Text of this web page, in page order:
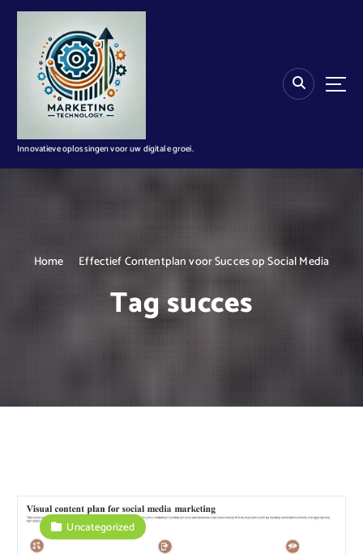
n
Innovatieve oplossingen voor uw digitale groei.
Home Effectief Contentplan voor Succes op Social Media
Tag succes
Uncategorized